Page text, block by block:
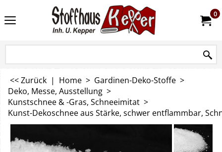
0
<< Zurück | Home > Gardinen-Deko-Stoffe >
Deko, Messe, Ausstellung >
Kunstschnee & -Gras, Schneeimitat >
Kunst-Dekoschnee aus Stärke, schwer entflammbar,